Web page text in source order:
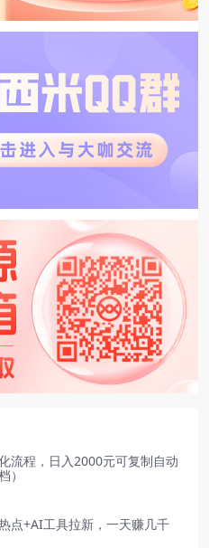
流程，日入2000元可复制自动
）
点+AI工具拉新，一天赚几千